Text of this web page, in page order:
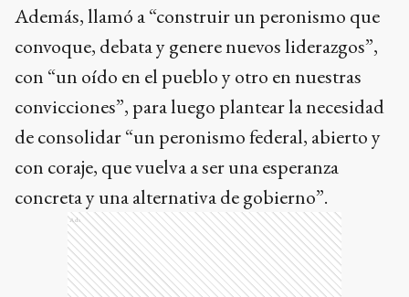
Además, llamó a “construir un peronismo que
convoque, debata y genere nuevos liderazgos”,
con “un oído en el pueblo y otro en nuestras
convicciones”, para luego plantear la necesidad
de consolidar “un peronismo federal, abierto y
con coraje, que vuelva a ser una esperanza
concreta y una alternativa de gobierno”.
Ads